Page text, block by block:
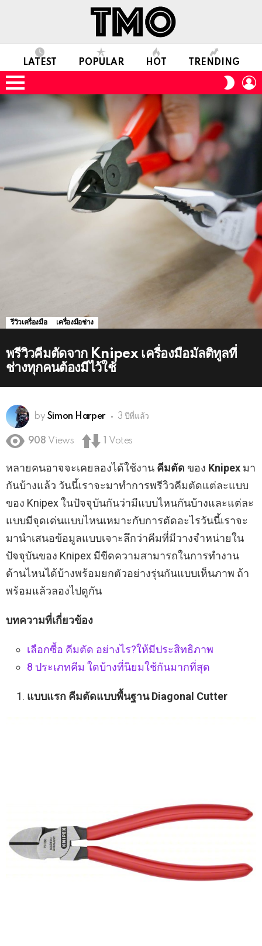
LATEST POPULAR HOT TRENDING
Menu
SKIN
รีวิวเครื่องมือ เครื่องมือช่าง
พรีวิวคีมตัดจาก Knipex เครื่องมือมัลติทูลที่
ช่างทุกคนต้องมีไว้ใช้
by Simon Harper 3 ปีที่แล้ว
908 Views Votes
หลายคนอาจจะเคยลองได้ใช้งาน คีมตัด ของ Knipex มา
กันบ้างแล้ว วันนี้เราจะมาทำการพรีวิวคีมตัดแต่ละแบบ
ของ Knipex ในปัจจุบันกันว่ามีแบบไหนกันบ้างและแต่ละ
แบบมีจุดเด่นแบบไหนเหมาะกับการตัดอะไรวันนี้เราจะ
มานำเสนอข้อมูลแบบเจาะลึกว่าคีมที่มีวางจำหน่ายใน
ปัจจุบันของ Knipex มีขีดความสามารถในการทำงาน
ด้านไหนได้บ้างพร้อมยกตัวอย่างรุ่นกันแบบเห็นภาพ ถ้า
พร้อมแล้วลองไปดูกัน
บทความที่เกี่ยวข้อง
เลือกซื้อ คีมตัด อย่างไร?ให้มีประสิทธิภาพ
8 ประเภทคีม ใดบ้างที่นิยมใช้กันมากที่สุด
แบบแรก คีมตัดแบบพื้นฐาน Diagonal Cutter